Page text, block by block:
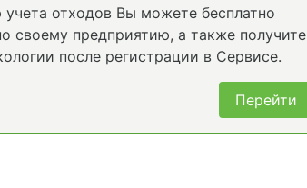
отходов Вы можете бесплатно
своему предприятию, а также получите
после регистрации в Сервисе.
Перейти